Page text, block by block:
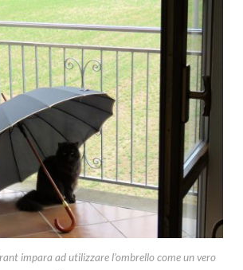
impara ad utilizzare l’ombrello come un vero